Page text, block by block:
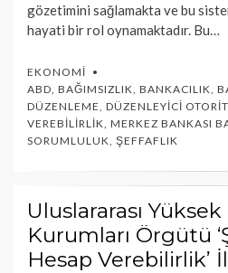
gözetimini sağlamakta ve bu
hayati bir rol oynamaktadır. Bu…
EKONOMI
ABD BAĞIMSIZLIK BANKACILIK
DÜZENLEME DÜZENLEYICI
VEREBILIRLIK MERKEZ BANKASI
SORUMLULUK ŞEFFAFLIK
Uluslararası
Kurumları Örgütü
Hesap Verebilirlik’